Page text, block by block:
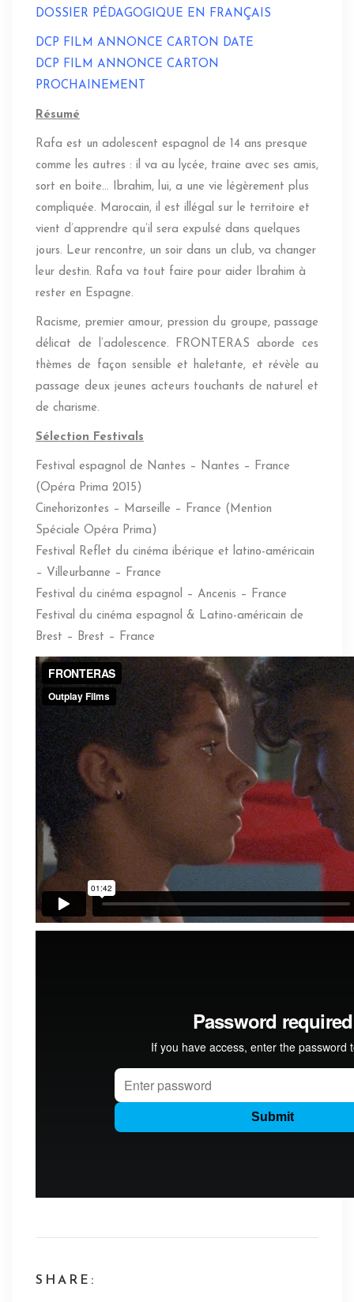
DOSSIER PÉDAGOGIQUE EN FRANÇAIS
DCP FILM ANNONCE CARTON DATE
DCP FILM ANNONCE CARTON
PROCHAINEMENT
Résumé
Rafa est un adolescent espagnol de 14 ans presque
comme les autres : il va au lycée, traine avec ses amis,
sort en boite… Ibrahim, lui, a une vie légèrement plus
compliquée. Marocain, il est illégal sur le territoire et
vient d’apprendre qu’il sera expulsé dans quelques
jours. Leur rencontre, un soir dans un club, va changer
leur destin. Rafa va tout faire pour aider Ibrahim à
rester en Espagne.
Racisme, premier amour, pression du groupe, passage
délicat de l’adolescence. FRONTERAS aborde ces
thèmes de façon sensible et haletante, et révèle au
passage deux jeunes acteurs touchants de naturel et
de charisme.
Sélection Festivals
Festival espagnol de Nantes – Nantes – France
(Opéra Prima 2015)
Cinehorizontes – Marseille – France (Mention
Spéciale Opéra Prima)
Festival Reflet du cinéma ibérique et latino-américain
– Villeurbanne – France
Festival du cinéma espagnol – Ancenis – France
Festival du cinéma espagnol & Latino-américain de
Brest – Brest – France
SHARE: